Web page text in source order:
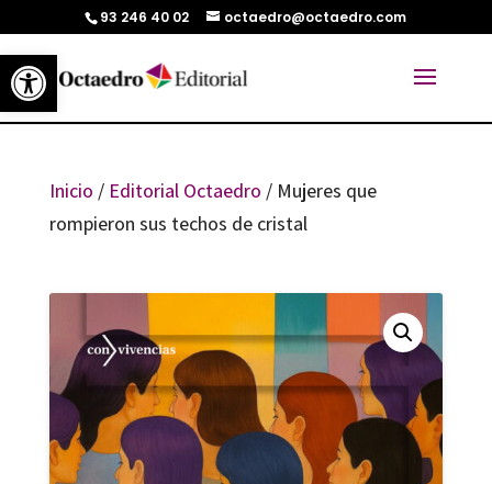
Abrir barra de herramientas
93 246 40 02 octaedro@octaedro.com
Inicio / Editorial Octaedro / Mujeres que
rompieron sus techos de cristal